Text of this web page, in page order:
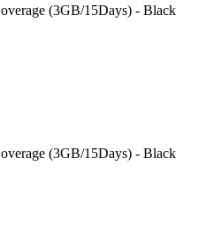
(3GB/15Days) - Black
(3GB/15Days) - Black